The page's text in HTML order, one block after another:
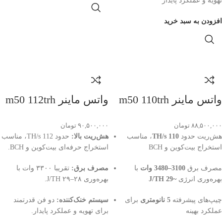
افزودن به سبد خرید
واتس ماینر m50 110trh
۸۸,۵۰۰,۰۰۰ تومان
هش‌ریت حدود 110 TH/s
، مناسب
استخراج بیت‌کوین و BCH
مصرف برق 3100–3480 وات
با
بهره‌وری انرژی ~29 J/TH
چیپ‌های پیشرفته 5 نانومتری
برای
عملکرد بهینه
واتس ماینر m50 112trh
۹۰,۵۰۰,۰۰۰ تومان
هش‌ریت بالا:
حدود 112 TH/s، مناسب
استخراج حرفه‌ای بیت‌کوین و BCH.
مصرف برق:
تقریبا ۳۳۰۰ وات با
بهره‌وری ۲۸–۲۹ J/TH.
سیستم خنک‌کننده: دو فن قدرتمند
برای تهویه و عملکرد پایدار.